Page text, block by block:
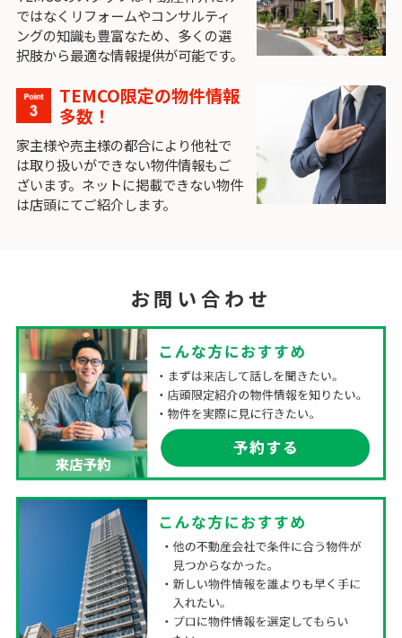
ではなくリフォームやコンサルティ
ングの知識も豊富なため、多くの選
択肢から最適な情報提供が可能です。
TEMCO限定の物件情報
多数！
家主様や売主様の都合により他社で
は取り扱いができない物件情報もご
ざいます。ネットに掲載できない物件
は店頭にてご紹介します。
お問い合わせ